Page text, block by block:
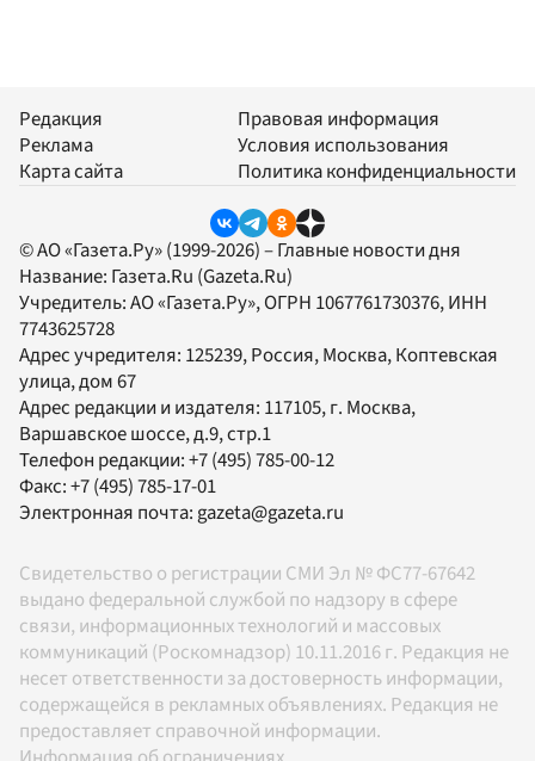
Редакция
Реклама
Карта сайта
Правовая информация
Условия использования
Политика конфиденциальности
© АО «Газета.Ру» (1999-2026) – Главные новости дня
Название: Газета.Ru (Gazeta.Ru)
Учредитель:АО «Газета.Ру», ОГРН 1067761730376, ИНН
7743625728
Адрес учредителя: 125239, Россия, Москва, Коптевская
улица, дом 67
Адрес редакции и издателя: 117105, г. Москва,
Варшавское шоссе, д.9, стр.1
Телефон редакции:+7 (495) 785-00-12
Факс:+7 (495) 785-17-01
Электронная почта: gazeta@gazeta.ru
Свидетельство о регистрации СМИ Эл № ФС77-67642
выдано федеральной службой по надзору в сфере
связи, информационных технологий и массовых
коммуникаций (Роскомнадзор) 10.11.2016 г. Редакция не
несет ответственности за достоверность информации,
содержащейся в рекламных объявлениях. Редакция не
предоставляет справочной информации.